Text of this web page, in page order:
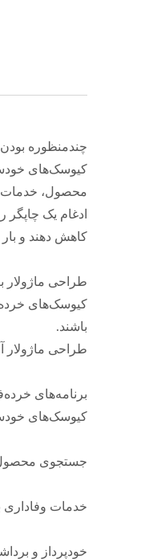
چندمنظوره
محصول، خدمات
ادغام یک
کاهش دهند و بار
طراحی ماژولار
باشند.
طراحی ماژولار
برنامه‌های
کیوسک‌های
جستجوی محصول
خدمات وفاداری
خودپرداز و